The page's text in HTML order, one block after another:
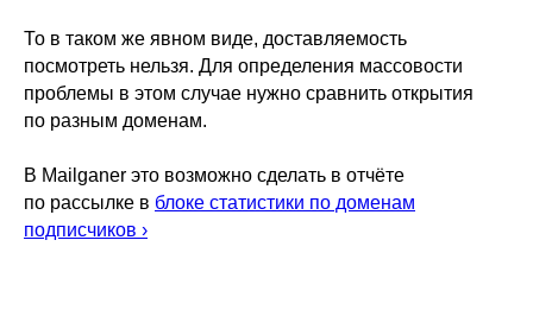
То в таком же явном виде, доставляемость
посмотреть нельзя. Для определения массовости
проблемы в этом случае нужно сравнить открытия
по разным доменам.
В Mailganer это возможно сделать в отчёте
по рассылке в блоке статистики по доменам
подписчиков ›